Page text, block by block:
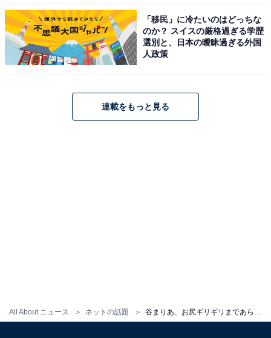
All About ニュース ネットの話題
「移民」に冷たいのはどっちな
のか？ スイスの厳格過ぎる学歴
選別と、日本の曖昧過ぎる外国
人政策
連載をもっと見る